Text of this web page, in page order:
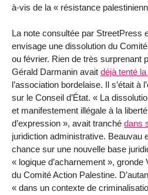
à-vis de la « résistance
La note consultée par StreetPress
envisage une dissolution du
ou février. Rien de très surprenant
Gérald Darmanin avait déjà tenté
l’association bordelaise. Il s’était à
sur le Conseil d’État. « La
et manifestement illégale à la
d’expression », avait tranché dans
juridiction administrative. Beauvau
chance sur une nouvelle base
« logique d’acharnement », gronde
du Comité Action Palestine.
« dans un contexte de